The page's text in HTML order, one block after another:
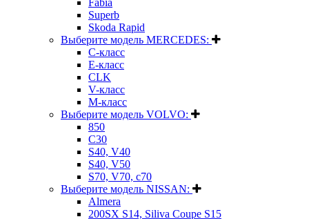
Fabia
Superb
Skoda Rapid
Выберите модель MERCEDES:
C-класс
E-класс
CLK
V-класс
M-класс
Выберите модель VOLVO:
850
C30
S40, V40
S40, V50
S70, V70, c70
Выберите модель NISSAN:
Almera
200SX S14, Siliva Coupe S15